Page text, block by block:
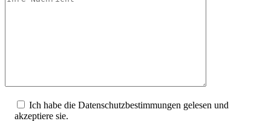
Ich habe die Datenschutzbestimmungen gelesen und
akzeptiere sie.